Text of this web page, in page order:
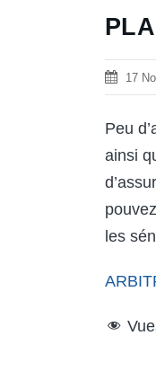
17
Peu
ainsi
les